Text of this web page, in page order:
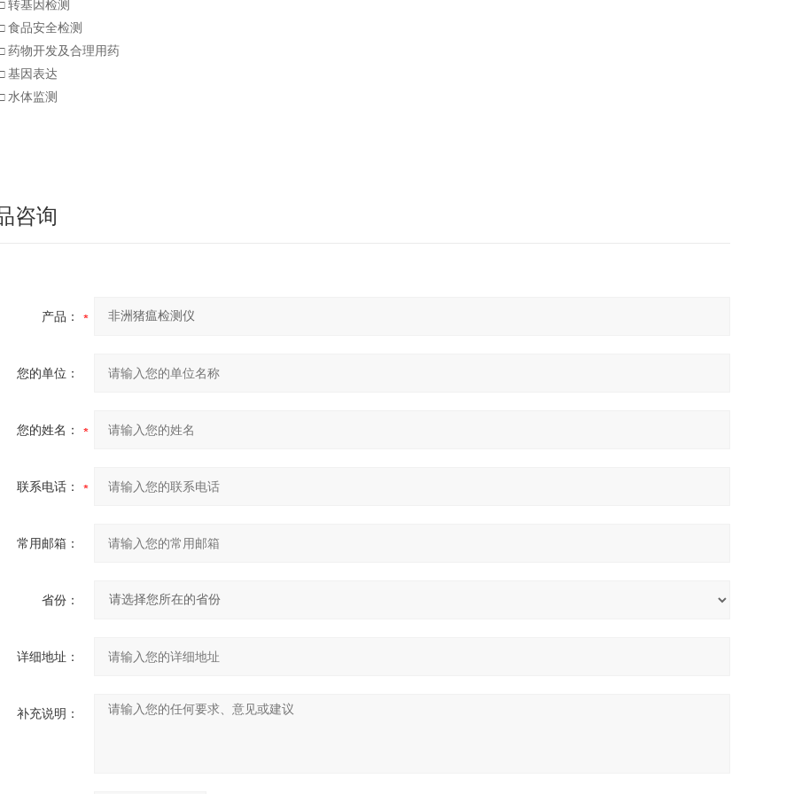
转基因检测
食品安全检测
药物开发及合理用药
基因表达
水体监测
咨询
产品：
您的单位：
您的姓名：
联系电话：
常用邮箱：
省份：
详细地址：
补充说明：